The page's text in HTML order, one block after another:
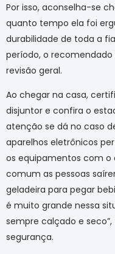
Por isso, aconselha-se
quanto tempo ela foi
durabilidade de toda a
período, o
revisão geral.
Ao chegar na casa,
disjuntor e confira o
atenção se dá no caso
aparelhos eletrônicos
os equipamentos com o
comum as pessoas
geladeira para pegar
é muito grande nessa
sempre calçado e
segurança.